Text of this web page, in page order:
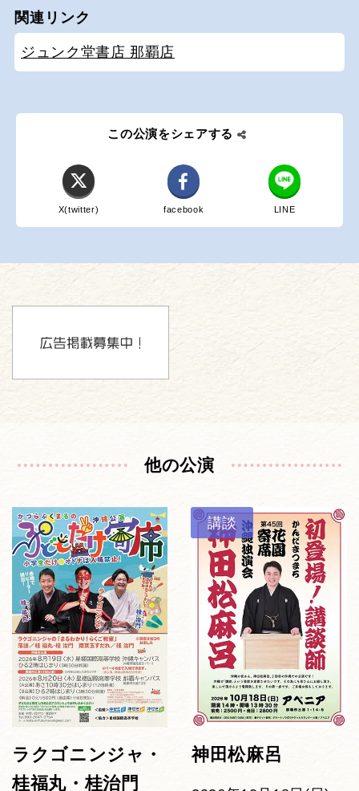
関連リンク
ジュンク堂書店 那覇店
この公演をシェアする
X(twitter) facebook LINE
他の公演
ラクゴニンジャ・
桂福丸・桂治門
講談
神田松麻呂